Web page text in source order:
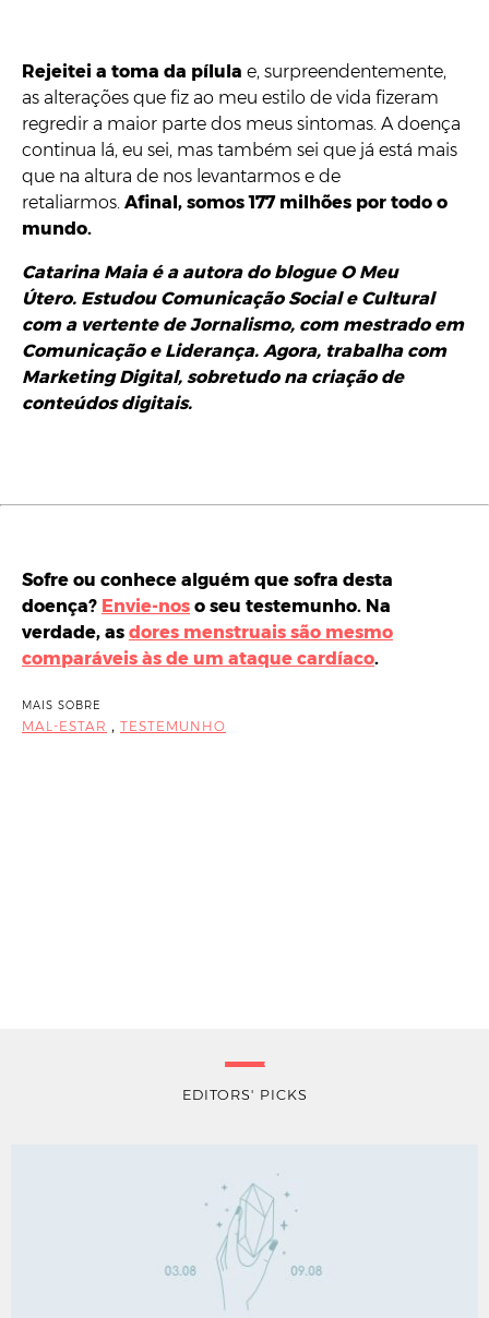
Rejeitei a toma da pílula e, surpreendentemente,
as alterações que fiz ao meu estilo de vida fizeram
regredir a maior parte dos meus sintomas. A doença
continua lá, eu sei, mas também sei que já está mais
que na altura de nos levantarmos e de
retaliarmos. Afinal, somos 177 milhões por todo o
mundo.
Catarina Maia é a autora do blogue O Meu
Útero. Estudou Comunicação Social e Cultural
com a vertente de Jornalismo, com mestrado em
Comunicação e Liderança. Agora, trabalha com
Marketing Digital, sobretudo na criação de
conteúdos digitais.
Sofre ou conhece alguém que sofra desta
doença? Envie-nos o seu testemunho. Na
verdade, as dores menstruais são mesmo
comparáveis às de um ataque cardíaco.
MAIS SOBRE
MAL-ESTAR , TESTEMUNHO
EDITORS' PICKS